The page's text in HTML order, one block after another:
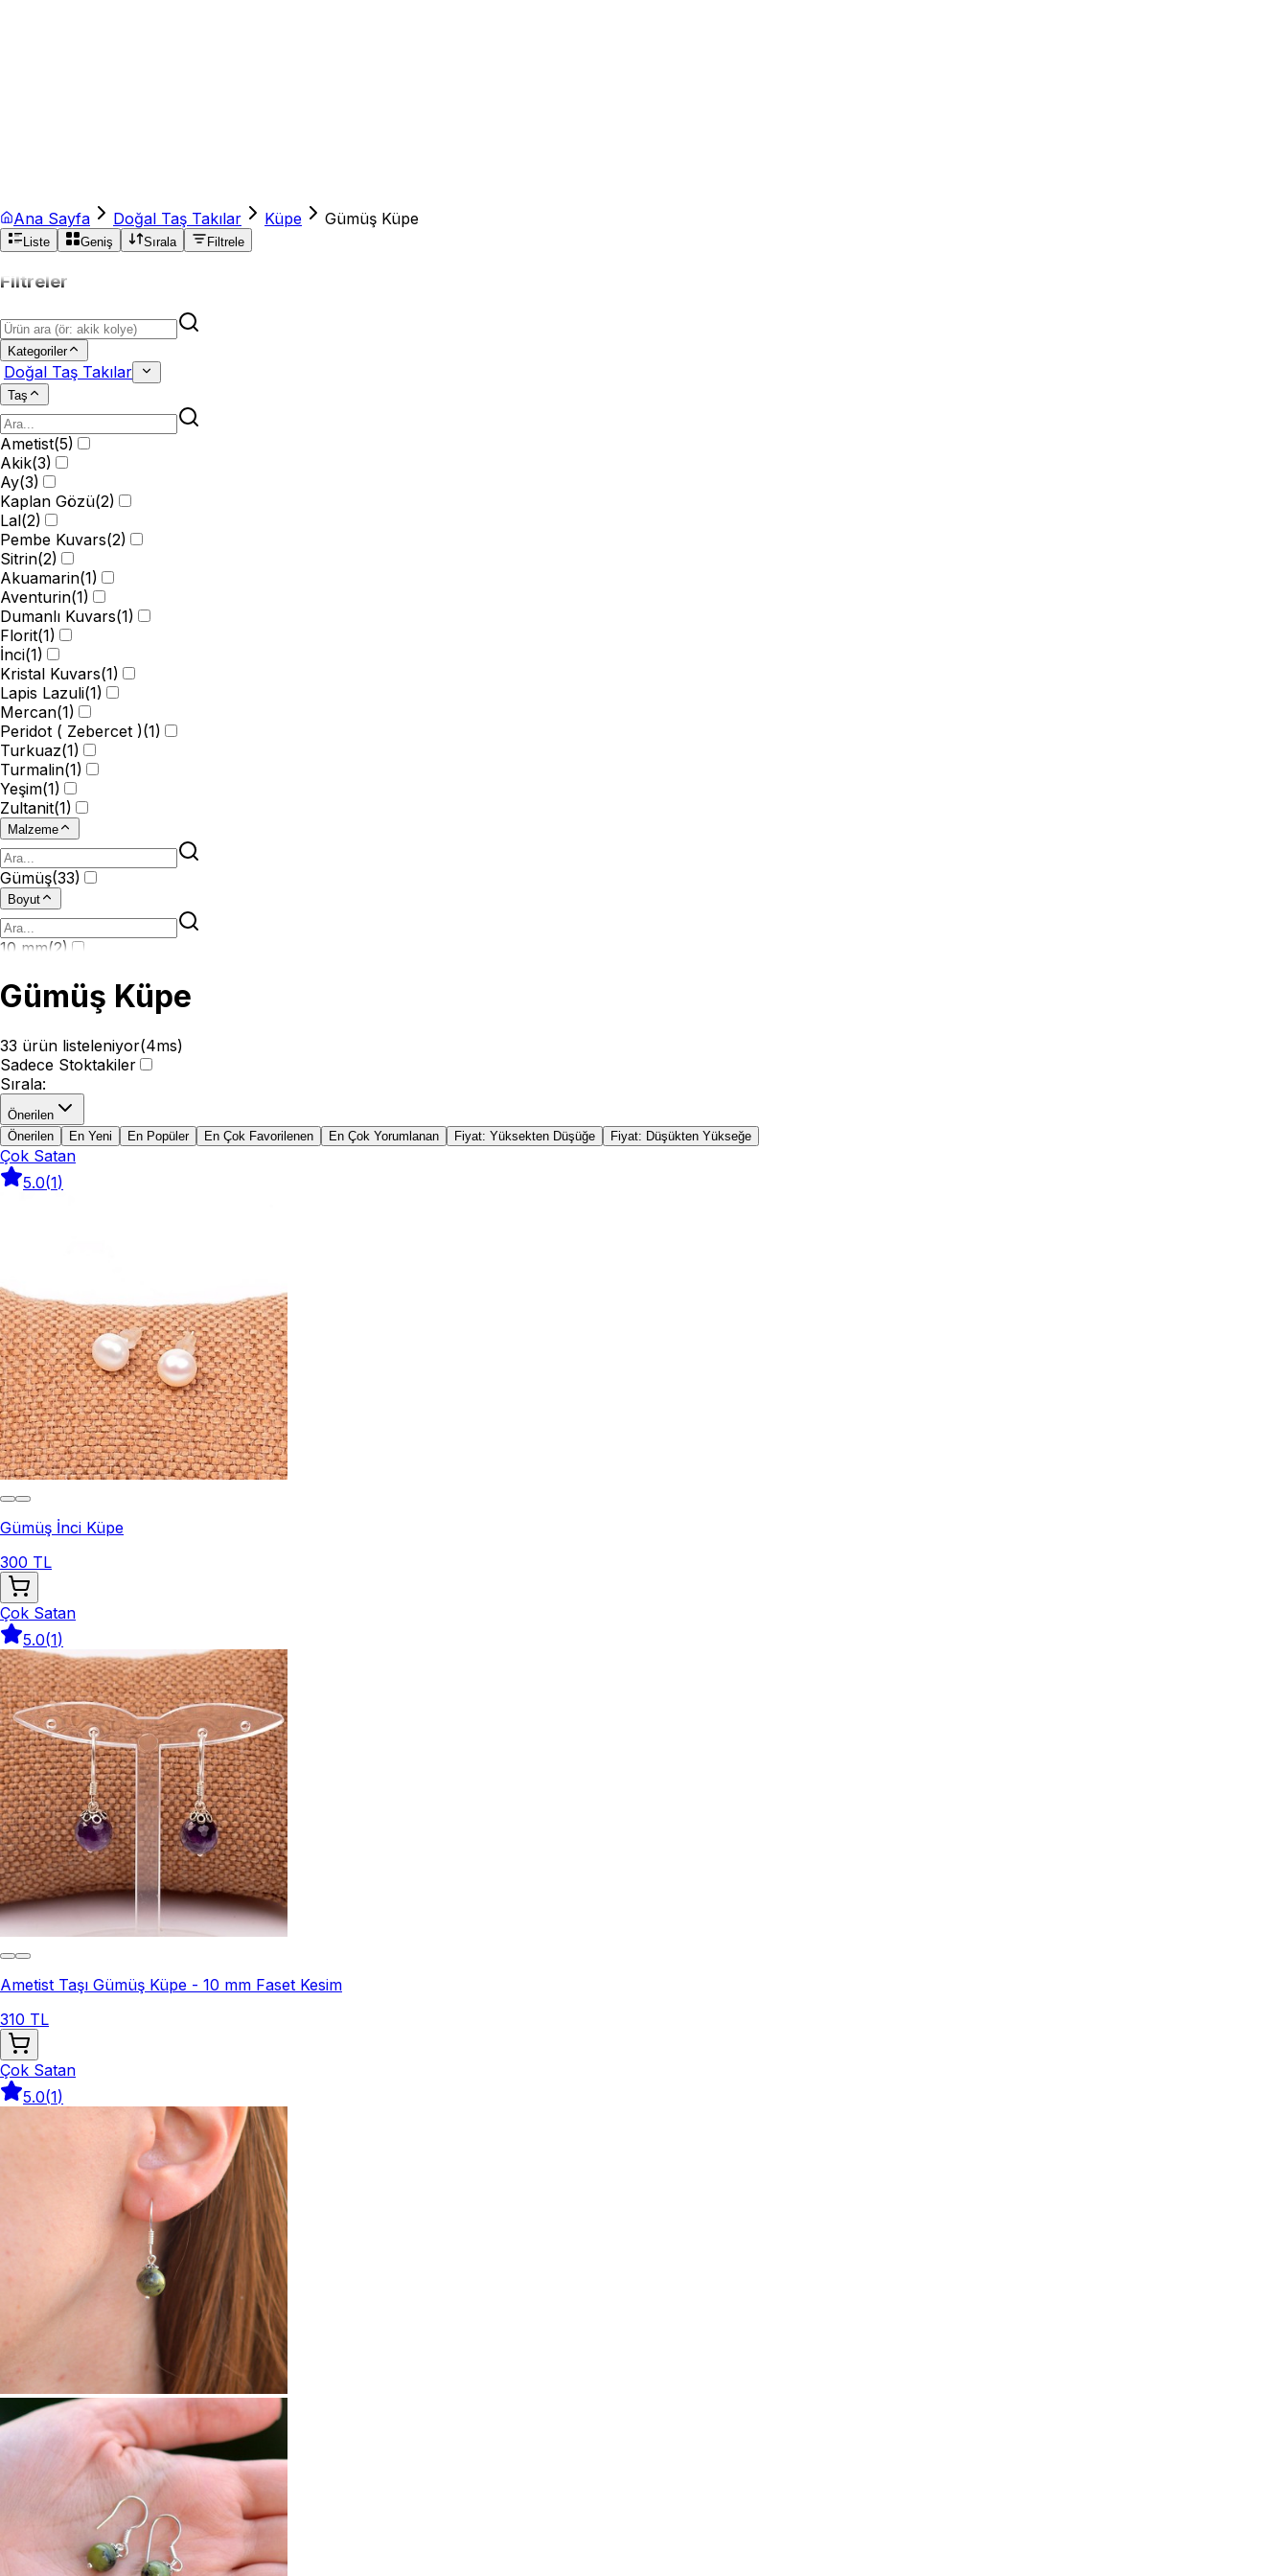
Ana Sayfa Doğal Taş Takılar Küpe Gümüş Küpe
Liste Geniş Sırala Filtrele
Filtreler
Kategoriler
Doğal Taş Takılar
Taş
Ametist(5)
Akik(3)
Ay(3)
Kaplan Gözü(2)
Lal(2)
Pembe Kuvars(2)
Sitrin(2)
Akuamarin(1)
Aventurin(1)
Dumanlı Kuvars(1)
Florit(1)
İnci(1)
Kristal Kuvars(1)
Lapis Lazuli(1)
Mercan(1)
Peridot ( Zebercet )(1)
Turkuaz(1)
Turmalin(1)
Yeşim(1)
Zultanit(1)
Malzeme
Gümüş(33)
Boyut
10 mm(2)
Gümüş Küpe
33 ürün listeleniyor(4ms)
Sadece Stoktakiler
Sırala:
Önerilen
Önerilen
En Yeni En Popüler En Çok Favorilenen En Çok Yorumlanan Fiyat: Yüksekten Düşüğe Fiyat: Düşükten Yükseğe
Çok Satan
5.0(1)
Gümüş İnci Küpe
300 TL
Çok Satan
5.0(1)
Ametist Taşı Gümüş Küpe - 10 mm Faset Kesim
310 TL
Çok Satan
5.0(1)